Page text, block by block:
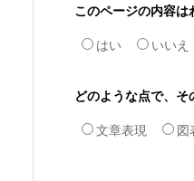
このページの内容は
はい いいえ
どのような点で、
文章表現 図